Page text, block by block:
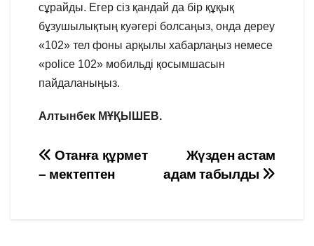
сұрайды. Егер сіз қандай да бір құқық
бұзушылықтың куәгері болсаңыз, онда дереу
«102» тел фоны арқылы хабарлаңыз немесе
«police 102» мобильді қосымшасын
пайдаланыңыз.
Алтынбек МҰҚЫШЕВ.
Навигация
Жүзден астам
адам табылды
Отанға құрмет
– мектептен